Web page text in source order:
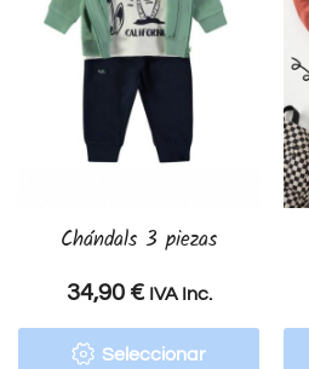
Chándals 3 piezas
34,90 € IVA Inc.
Seleccionar